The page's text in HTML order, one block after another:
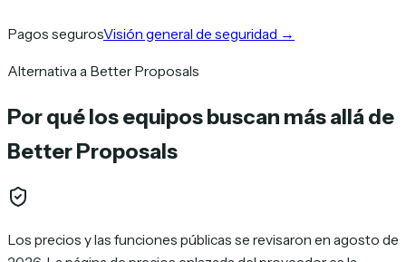
Pagos segurosVisión general de seguridad →
Alternativa a Better Proposals
Por qué los equipos buscan más allá de
Better Proposals
Los precios y las funciones públicas se revisaron en agosto de